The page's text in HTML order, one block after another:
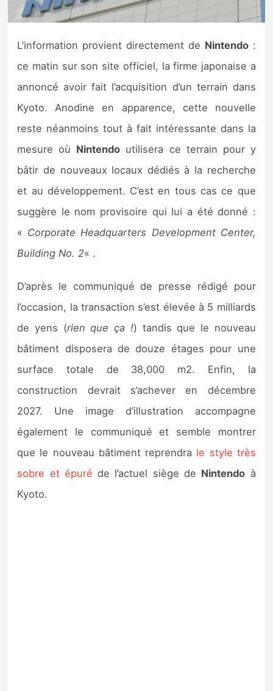
Tests et previews
Tests de jeux
Tests d’accessoires
Autres tests
Previews
Précommandes
Précommandes jeux Switch 2
Sorties de jeux
Bons plans
L’information provient directement de Nintendo:
ce matin sur son site officiel, la firme japonaise a
annoncé avoir fait l’acquisition d’un terrain dans
Kyoto. Anodine en apparence, cette nouvelle
reste néanmoins tout à fait intéressante dans la
mesure où Nintendo utilisera ce terrain pour y
bâtir de nouveaux locaux dédiés à la recherche
et au développement. C’est en tous cas ce que
suggère le nom provisoire qui lui a été donné :
« Corporate Headquarters Development Center,
Building No. 2« .
D’après le communiqué de presse rédigé pour
l’occasion, la transaction s’est élevée à 5 milliards
de yens (rien que ça !) tandis que le nouveau
bâtiment disposera de douze étages pour une
surface totale de 38,000 m2. Enfin, la
construction devrait s’achever en décembre
2027. Une image d’illustration accompagne
également le communiqué et semble montrer
que le nouveau bâtiment reprendra le style très
sobre et épuré de l’actuel siège de Nintendo à
Kyoto.